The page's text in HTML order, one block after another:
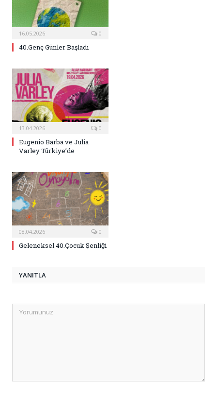
16.05.2026 0
40.Genç Günler Başladı
13.04.2026 0
Eugenio Barba ve Julia
Varley Türkiye’de
08.04.2026 0
Geleneksel 40.Çocuk Şenliği
YANITLA